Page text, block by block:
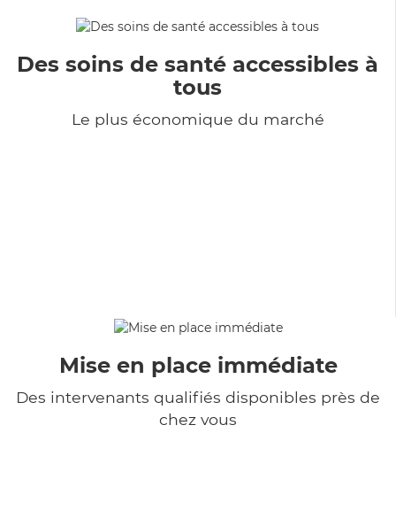
Des soins de santé accessibles à
tous
Le plus économique du marché
Mise en place immédiate
Des intervenants qualifiés disponibles près de
chez vous